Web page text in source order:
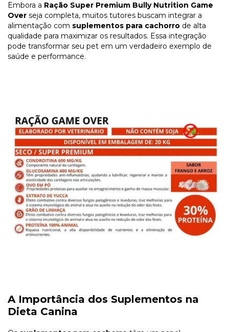
Embora a Ração Super Premium Bully Nutrition Game
Over seja completa, muitos tutores buscam integrar a
alimentação com suplementos para cachorro de alta
qualidade para maximizar os resultados. Essa integração
pode transformar seu pet em um verdadeiro exemplo de
saúde e performance.
A Importância dos Suplementos na
Dieta Canina